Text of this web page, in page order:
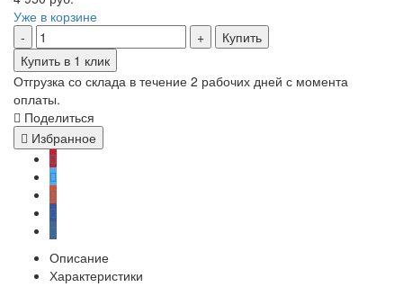
Уже в корзине
Купить
Купить в 1 клик
Отгрузка со склада в течение 2 рабочих дней с момента
оплаты.
Поделиться
Избранное
Описание
Характеристики